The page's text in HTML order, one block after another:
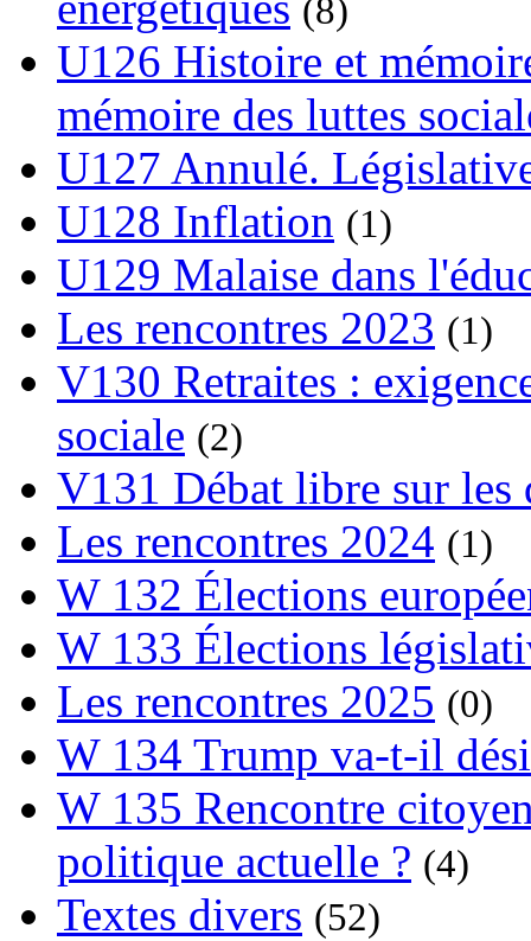
(8)
U126 Histoire et
mémoire des luttes
U127 Annulé.
U128 Inflation (1)
U129 Malaise dans
Les rencontres 2023 (1)
V130 Retraites :
sociale (2)
V131 Débat libre sur les
Les rencontres 2024 (1)
W 132 Élections
W 133 Élections
Les rencontres 2025 (0)
W 134 Trump va-t-il
W 135 Rencontre
politique actuelle ? (4)
Textes divers (52)